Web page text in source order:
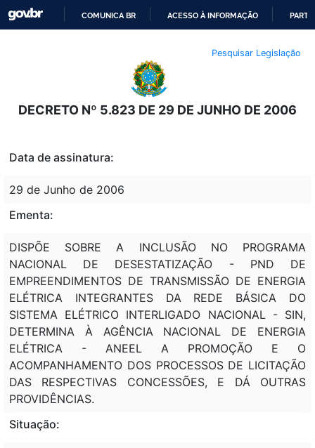
O
CONTEÚDO
COMUNICA BR ACESSO À INFORMAÇÃO
Pesquisar Legislação
DECRETO Nº 5.823 DE 29 DE JUNHO DE 2006
Data de assinatura:
29 de Junho de 2006
Ementa:
DISPÕE SOBRE A INCLUSÃO NO PROGRAMA
NACIONAL DE DESESTATIZAÇÃO - PND DE
EMPREENDIMENTOS DE TRANSMISSÃO DE ENERGIA
ELÉTRICA INTEGRANTES DA REDE BÁSICA DO
SISTEMA ELÉTRICO INTERLIGADO NACIONAL - SIN,
DETERMINA À AGÊNCIA NACIONAL DE ENERGIA
ELÉTRICA - ANEEL A PROMOÇÃO E O
ACOMPANHAMENTO DOS PROCESSOS DE LICITAÇÃO
DAS RESPECTIVAS CONCESSÕES, E DÁ OUTRAS
PROVIDÊNCIAS.
Situação: